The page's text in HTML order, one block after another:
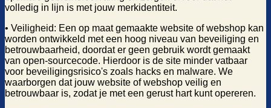
volledig in lijn is met jouw merkidentiteit.
• Veiligheid: Een op maat gemaakte website of webshop kan
worden ontwikkeld met een hoog niveau van beveiliging en
betrouwbaarheid, doordat er geen gebruik wordt gemaakt
van open-sourcecode. Hierdoor is de site minder vatbaar
voor beveiligingsrisico's zoals hacks en malware. We
waarborgen dat jouw website of webshop veilig en
betrouwbaar is, zodat je met een gerust hart kunt opereren.